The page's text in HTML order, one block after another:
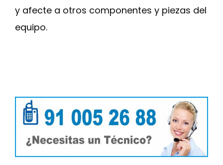
y afecte a otros componentes y piezas del
equipo.